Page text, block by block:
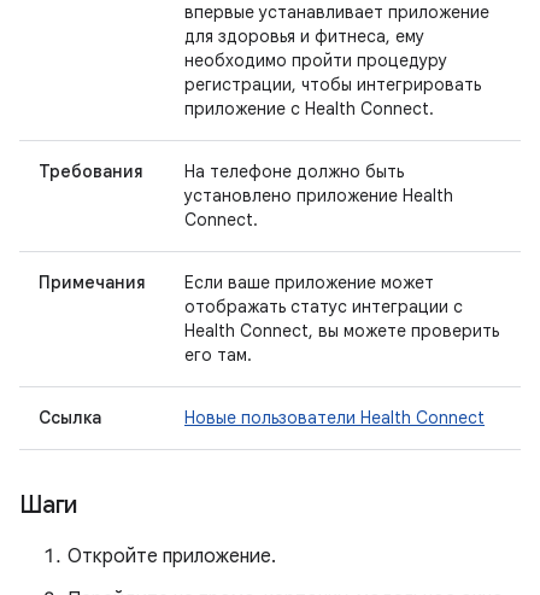
впервые устанавливает приложение
для здоровья и фитнеса, ему
необходимо пройти процедуру
регистрации, чтобы интегрировать
приложение с Health Connect.
Требования
На телефоне должно быть
установлено приложение Health
Connect.
Примечания
Если ваше приложение может
отображать статус интеграции с
Health Connect, вы можете проверить
его там.
Ссылка Новые пользователи Health Connect
Шаги
Откройте приложение.